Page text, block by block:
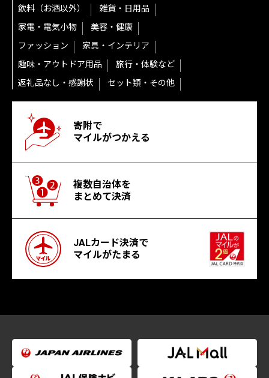
飲料（お酒以外）
雑貨・日用品
家電・電気小物
美容・健康
ファッション
家具・インテリア
趣味・アウトドア用品
旅行・体験など
返礼品なし・感謝状
セット類・その他
寄附で
マイルがつかえる
複数自治体を
まとめて決済
JALカード決済で
マイルがたまる